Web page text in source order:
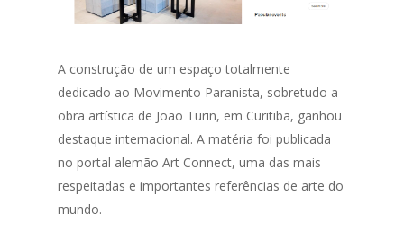
A construção de um espaço totalmente
dedicado ao Movimento Paranista, sobretudo a
obra artística de João Turin, em Curitiba, ganhou
destaque internacional. A matéria foi publicada
no portal alemão Art Connect, uma das mais
respeitadas e importantes referências de arte do
mundo.